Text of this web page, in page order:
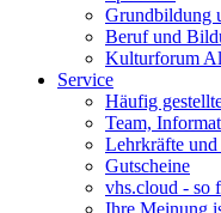
Grundbildung
Beruf und
Kulturforum
Service
Häufig
Team,
Lehrkräfte
Gutscheine
vhs.cloud - so
Ihre Meinung